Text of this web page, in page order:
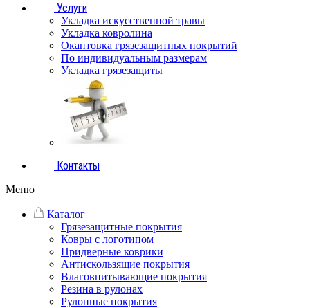
Услуги
Укладка искусственной травы
Укладка ковролина
Окантовка грязезащитных покрытий
По индивидуальным размерам
Укладка грязезащиты
Контакты
Меню
Каталог
Грязезащитные покрытия
Ковры с логотипом
Придверные коврики
Антискользящие покрытия
Влаговпитывающие покрытия
Резина в рулонах
Рулонные покрытия